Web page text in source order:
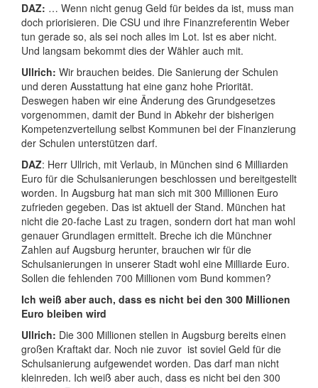
DAZ: … Wenn nicht genug Geld für beides da ist, muss man
doch priorisieren. Die CSU und ihre Finanzreferentin Weber
tun gerade so, als sei noch alles im Lot. Ist es aber nicht.
Und langsam bekommt dies der Wähler auch mit.
Ullrich: Wir brauchen beides. Die Sanierung der Schulen
und deren Ausstattung hat eine ganz hohe Priorität.
Deswegen haben wir eine Änderung des Grundgesetzes
vorgenommen, damit der Bund in Abkehr der bisherigen
Kompetenzverteilung selbst Kommunen bei der Finanzierung
der Schulen unterstützen darf.
DAZ: Herr Ullrich, mit Verlaub, in München sind 6 Milliarden
Euro für die Schulsanierungen beschlossen und bereitgestellt
worden. In Augsburg hat man sich mit 300 Millionen Euro
zufrieden gegeben. Das ist aktuell der Stand. München hat
nicht die 20-fache Last zu tragen, sondern dort hat man wohl
genauer Grundlagen ermittelt. Breche ich die Münchner
Zahlen auf Augsburg herunter, brauchen wir für die
Schulsanierungen in unserer Stadt wohl eine Milliarde Euro.
Sollen die fehlenden 700 Millionen vom Bund kommen?
Ich weiß aber auch, dass es nicht bei den 300 Millionen
Euro bleiben wird
Ullrich: Die 300 Millionen stellen in Augsburg bereits einen
großen Kraftakt dar. Noch nie zuvor ist soviel Geld für die
Schulsanierung aufgewendet worden. Das darf man nicht
kleinreden. Ich weiß aber auch, dass es nicht bei den 300